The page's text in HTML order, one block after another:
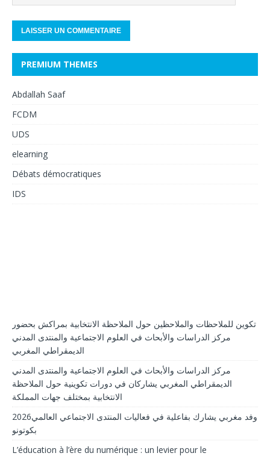
PREMIUM THEMES
Abdallah Saaf
FCDM
UDS
elearning
Débats démocratiques
IDS
تكوين للملاحظات والملاحظين حول الملاحظة الانتخابية بمراكش بحضور
مركز الدراسات والأبحاث في العلوم الاجتماعية والمنتدى المدني
الديمقراطي المغربي
مركز الدراسات والأبحاث في العلوم الاجتماعية والمنتدى المدني
الديمقراطي المغربي يشاركان في دورات تكوينية حول الملاحظة
الانتخابية بمختلف جهات المملكة
2026وفد مغربي يشارك بفاعلية في فعاليات المنتدى الاجتماعي العالمي
بكوتونو
L’éducation à l’ère du numérique : un levier pour le